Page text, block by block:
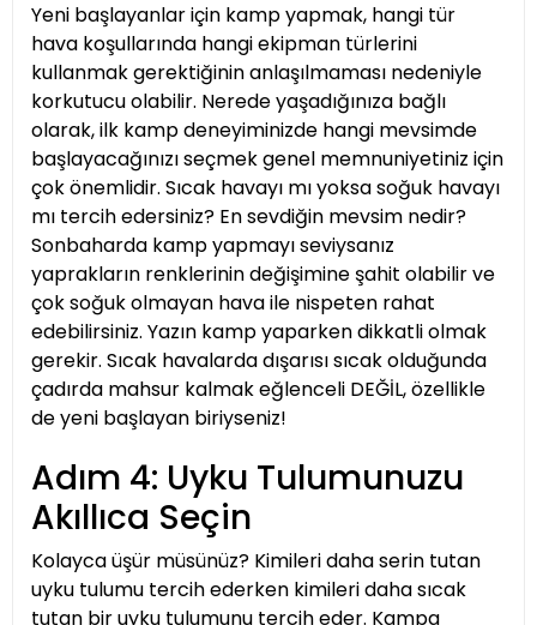
Yeni başlayanlar için kamp yapmak, hangi tür
hava koşullarında hangi ekipman türlerini
kullanmak gerektiğinin anlaşılmaması nedeniyle
korkutucu olabilir. Nerede yaşadığınıza bağlı
olarak, ilk kamp deneyiminizde hangi mevsimde
başlayacağınızı seçmek genel memnuniyetiniz için
çok önemlidir. Sıcak havayı mı yoksa soğuk havayı
mı tercih edersiniz? En sevdiğin mevsim nedir?
Sonbaharda kamp yapmayı seviysanız
yaprakların renklerinin değişimine şahit olabilir ve
çok soğuk olmayan hava ile nispeten rahat
edebilirsiniz. Yazın kamp yaparken dikkatli olmak
gerekir. Sıcak havalarda dışarısı sıcak olduğunda
çadırda mahsur kalmak eğlenceli DEĞİL, özellikle
de yeni başlayan biriyseniz!
Adım 4: Uyku Tulumunuzu
Akıllıca Seçin
Kolayca üşür müsünüz? Kimileri daha serin tutan
uyku tulumu tercih ederken kimileri daha sıcak
tutan bir uyku tulumunu tercih eder. Kampa